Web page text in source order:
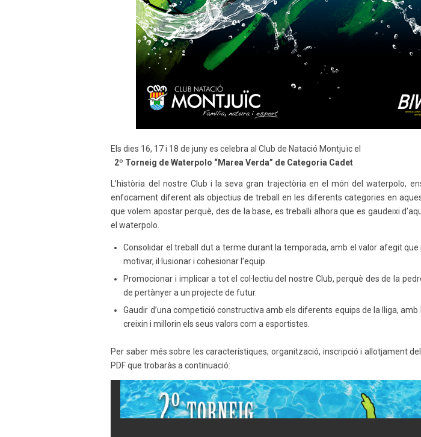
Els dies 16, 17 i 18 de juny es celebra al Club de Natació Montjuïc el
2º Torneig de Waterpolo “Marea Verda” de Categoria Cadet
L’història del nostre Club i la seva gran trajectòria en el món del waterpolo,
enfocament diferent als objectius de treball en les diferents categories en
que volem apostar perquè, des de la base, es treballi alhora que es gaudeixi
el waterpolo.
Consolidar el treball dut a terme durant la temporada, amb el valor afegit que
motivar, il·lusionar i cohesionar l’equip.
Promocionar i implicar a tot el col·lectiu del nostre Club, perquè des de la
de pertànyer a un projecte de futur.
Gaudir d’una competició constructiva amb els diferents equips de la lliga, amb
creixin i millorin els seus valors com a esportistes.
Per saber més sobre les característiques, organització, inscripció i allotjament
PDF que trobaràs a continuació: